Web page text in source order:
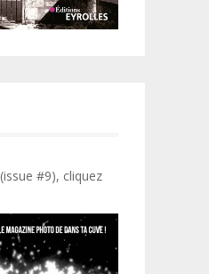
#9), cliquez